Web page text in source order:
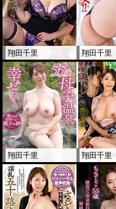
翔田千里 翔田千里
翔田千里 翔田千里